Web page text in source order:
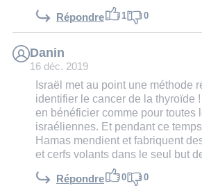
Répondre 1 0
Danin
16 déc. 2019
Israël met au point une méthode
identifier le cancer de la thyroïde
en bénéficier comme pour toutes
israéliennes. Et pendant ce
Hamas mendient et fabriquent
et cerfs volants dans le seul but
Répondre 0 0